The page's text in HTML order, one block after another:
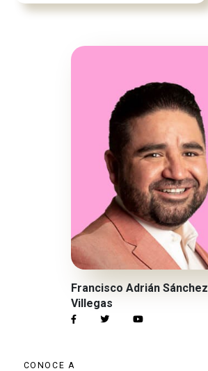
Francisco Adrián Sánchez
Villegas
CONOCE A